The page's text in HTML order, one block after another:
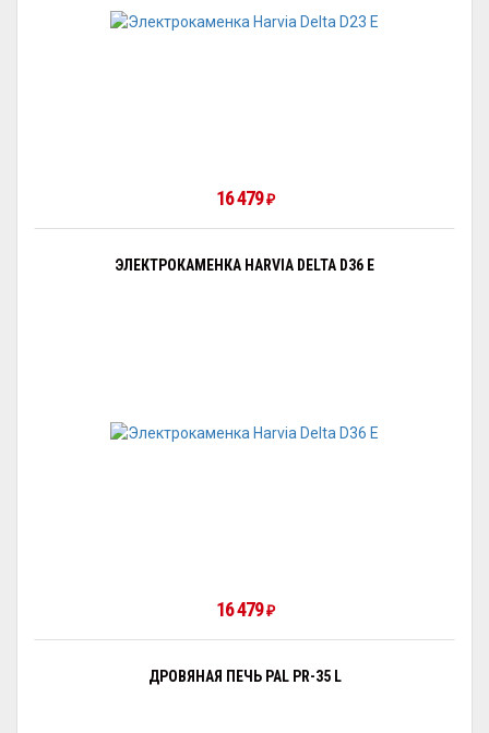
16 479₽
ЭЛЕКТРОКАМЕНКА HARVIA DELTA D36 E
16 479₽
ДРОВЯНАЯ ПЕЧЬ PAL PR-35 L